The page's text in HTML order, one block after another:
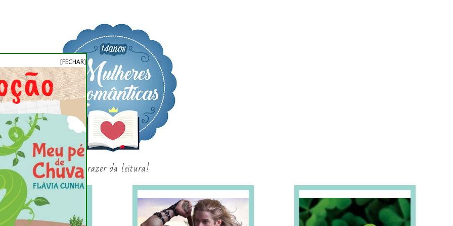
[FECHAR]
o prazer da leitura!
SORTEIOS E PROMOÇÕES